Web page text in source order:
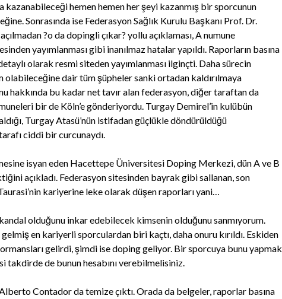
kazanabileceği hemen hemen her şeyi kazanmış bir sporcunun
Sonrasında ise Federasyon Sağlık Kurulu Başkanı Prof. Dr.
?o da dopingli çıkar? yollu açıklaması, A numune
yayımlanması gibi inanılmaz hatalar yapıldı. Raporların basına
olarak resmi siteden yayımlanması ilginçti. Daha sürecin
olabileceğine dair tüm şüpheler sanki ortadan kaldırılmaya
hakkında bu kadar net tavır alan federasyon, diğer taraftan da
bir de Köln’e gönderiyordu. Turgay Demirel’in kulübün
Turgay Atasü’nün istifadan güçlükle döndürüldüğü
ciddi bir curcunaydı.
isyan eden Hacettepe Üniversitesi Doping Merkezi, dün A ve B
açıkladı. Federasyon sitesinden bayrak gibi sallanan, son
kariyerine leke olarak düşen raporları yani…
olduğunu inkar edebilecek kimsenin olduğunu sanmıyorum.
en kariyerli sporculardan biri kaçtı, daha onuru kırıldı. Eskiden
gelirdi, şimdi ise doping geliyor. Bir sporcuya bunu yapmak
takdirde de bunun hesabını verebilmelisiniz.
Contador da temize çıktı. Orada da belgeler, raporlar basına